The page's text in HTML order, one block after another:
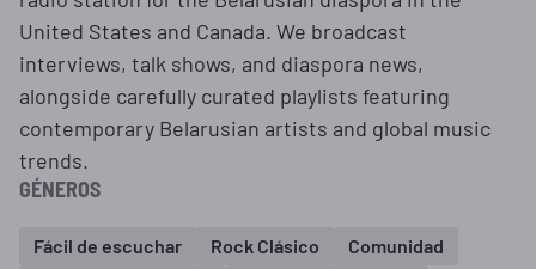
United States and Canada. We broadcast
interviews, talk shows, and diaspora news,
alongside carefully curated playlists featuring
contemporary Belarusian artists and global music
trends.
GÉNEROS
Fácil de escuchar Rock Clásico
Comunidad